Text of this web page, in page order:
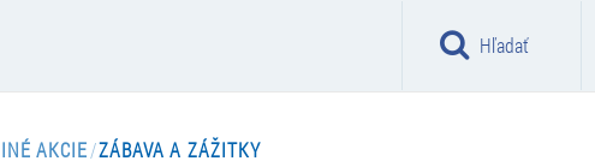
Hľadať
INÉ AKCIE/ZÁBAVA A ZÁŽITKY